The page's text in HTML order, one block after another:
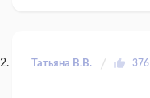
Татьяна В.В. 376